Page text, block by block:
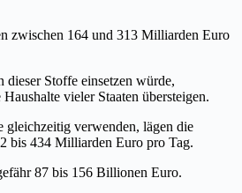
zwischen 164 und 313 Milliarden Euro
dieser Stoffe einsetzen würde,
vieler Staaten übersteigen.
gleichzeitig verwenden, lägen die
bis 434 Milliarden Euro pro Tag.
87 bis 156 Billionen Euro.